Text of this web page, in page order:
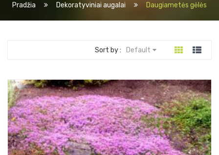
Pradžia Dekoratyviniai augalai Daugiametės gėlės
Sort by : Default